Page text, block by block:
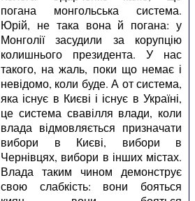
погана монгольська система.
Юрій, не така вона й погана: у
Монголії засудили за корупцію
колишнього президента. У нас
такого, на жаль, поки що немає і
невідомо, коли буде. А от система,
яка існує в Києві і існує в Україні,
це система свавілля влади, коли
влада відмовляється призначати
вибори в Києві, вибори в
Чернівцях, вибори в інших містах.
Влада таким чином демонструє
свою слабкість: вони бояться